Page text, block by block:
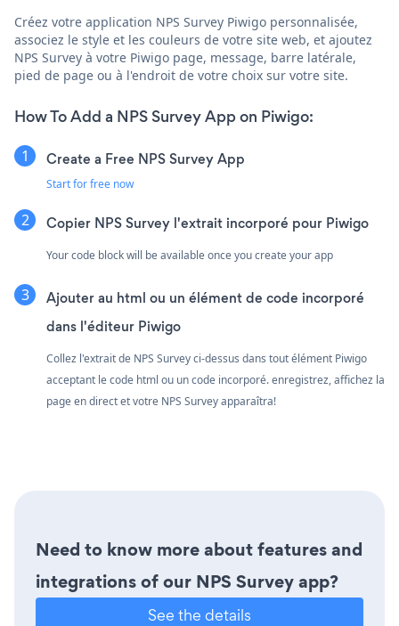
Créez votre application NPS Survey Piwigo personnalisée,
associez le style et les couleurs de votre site web, et ajoutez
NPS Survey à votre Piwigo page, message, barre latérale,
pied de page ou à l'endroit de votre choix sur votre site.
How To Add a NPS Survey App on Piwigo:
Create a Free NPS Survey App
Start for free now
Copier NPS Survey l'extrait incorporé pour Piwigo
Your code block will be available once you create your app
Ajouter au html ou un élément de code incorporé
dans l'éditeur Piwigo
Collez l'extrait de NPS Survey ci-dessus dans tout élément Piwigo
acceptant le code html ou un code incorporé. enregistrez, affichez la
page en direct et votre NPS Survey apparaîtra!
Need to know more about features and
integrations of our NPS Survey app?
See the details